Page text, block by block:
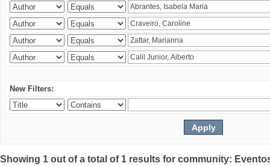
New Filters:
Showing 1 out of a total of 1 results for community: